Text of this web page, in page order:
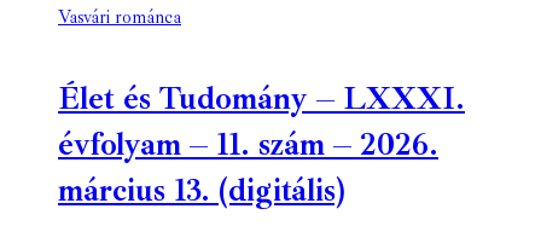
Vasvári románca
Élet és Tudomány – LXXXI.
évfolyam – 11. szám – 2026.
március 13. (digitális)